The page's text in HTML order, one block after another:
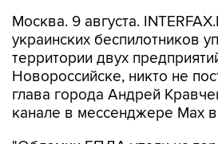
Москва. 9 августа.
украинских беспилотников
территории двух
Новороссийске, никто не
глава города Андрей
канале в мессенджере Max